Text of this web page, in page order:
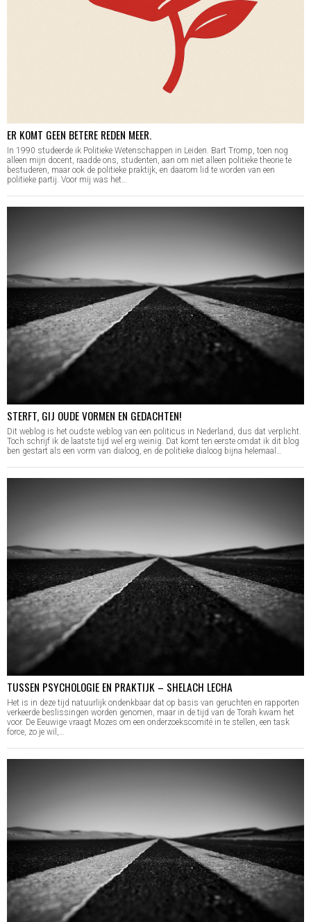
ER KOMT GEEN BETERE REDEN MEER.
In 1990 studeerde ik Politieke Wetenschappen in Leiden. Bart Tromp, toen nog
alleen mijn docent, raadde ons, studenten, aan om niet alleen politieke theorie te
bestuderen, maar ook de politieke praktijk, en daarom lid te worden van een
politieke partij. Voor mij was het…
STERFT, GIJ OUDE VORMEN EN GEDACHTEN!
Dit weblog is het oudste weblog van een politicus in Nederland, dus dat verplicht.
Toch schrijf ik de laatste tijd wel erg weinig. Dat komt ten eerste omdat ik dit blog
ben gestart als een vorm van dialoog, en de politieke dialoog bijna helemaal…
TUSSEN PSYCHOLOGIE EN PRAKTIJK – SHELACH LECHA
Het is in deze tijd natuurlijk ondenkbaar dat op basis van geruchten en rapporten
verkeerde beslissingen worden genomen, maar in de tijd van de Torah kwam het
voor. De Eeuwige vraagt Mozes om een onderzoekscomité in te stellen, een task
force, zo je wil,…